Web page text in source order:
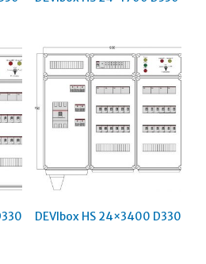
DEVIbox HS 24×3400 D330